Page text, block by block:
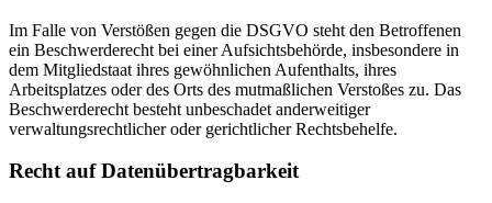
Im Falle von Verstößen gegen die DSGVO steht den Betroffenen
ein Beschwerderecht bei einer Aufsichtsbehörde, insbesondere in
dem Mitgliedstaat ihres gewöhnlichen Aufenthalts, ihres
Arbeitsplatzes oder des Orts des mutmaßlichen Verstoßes zu. Das
Beschwerderecht besteht unbeschadet anderweitiger
verwaltungsrechtlicher oder gerichtlicher Rechtsbehelfe.
Recht auf Daten­übertrag­barkeit